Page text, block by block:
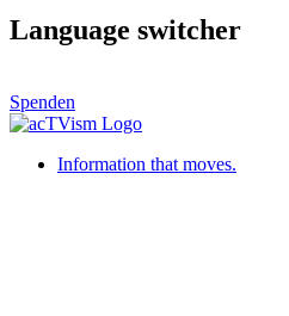
Language switcher
Spenden
Information that moves.